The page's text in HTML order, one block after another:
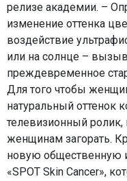
релизе академии. –
изменение оттенка
воздействие
или на солнце –
преждевременное
Для того чтобы
натуральный оттенок
телевизионный
женщинам загорать.
новую
«SPOT Skin Cancer»,